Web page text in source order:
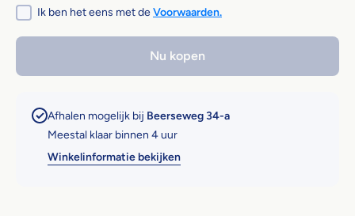
Ik ben het eens met deVoorwaarden.
Nu kopen
Afhalen mogelijk bij Beerseweg 34-a
Meestal klaar binnen 4 uur
Winkelinformatie bekijken